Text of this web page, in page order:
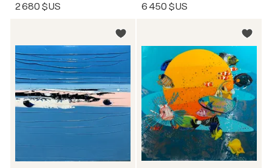
2 680 $US 6 450 $US